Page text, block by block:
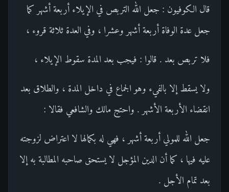
قال الكوفيون : جعل الله التربص في الإيلاء أربعة أشهر كما
جعل عدة الوفاة أربعة أشهر وعشرا ، وفي العدة ثلاثة قروء ،
فلا تربص بعد . قالوا : فيجب بعد المدة سقوط الإيلاء ،
ولا يسقط إلا بالفيء وهو الجماع في داخل المدة ، والطلاق بعد
انقضاء الأربعة الأشهر . واحتج مالك والشافعي فقالا :
جعل الله للمولي أربعة أشهر ، فهي له بكمالها لا اعتراض لزوجته
عليه فيها ، كما أن الدين المؤجل لا يستحق صاحبه المطالبة به إلا
بعد تمام الأجل .